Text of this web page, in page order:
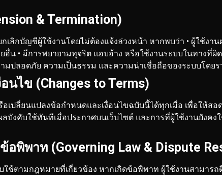
& Termination)
เลิกบัญชีผู้ใช้งานโดยไม่ต้องแจ้งล่วงหน้า หากพบว่า • ผู้ใช้งา
อื่น • มีการพยายามทุจริต แอบอ้าง หรือใช้งานระบบในทางที่ผิด
มปลอดภัย ความเป็นธรรม และความน่าเชื่อถือของระบบโดยร
นไข (Changes to Terms)
เปลี่ยนแปลงข้อกำหนดและเงื่อนไขฉบับนี้ได้ทุกเมื่อ เพื่อให้ส
ลบังคับใช้ทันทีเมื่อประกาศบนเว็บไซต์ และการที่ผู้ใช้งานยังค
พิพาท (Governing Law & Dispute
ตามกฎหมายที่เกี่ยวข้อง หากเกิดข้อพิพาท ผู้ใช้งานสามารถ